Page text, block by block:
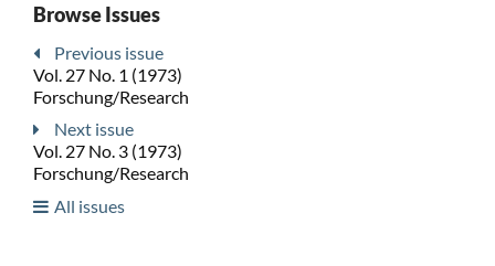
Browse Issues
Previous issue
Vol. 27 No. 1 (1973)
Forschung/Research
Next issue
Vol. 27 No. 3 (1973)
Forschung/Research
All issues